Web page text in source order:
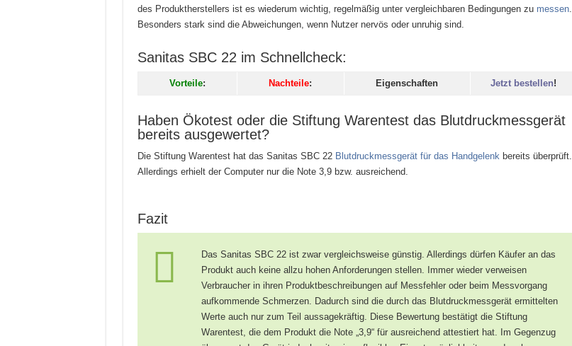
des Produktherstellers ist es wiederum wichtig, regelmäßig unter vergleichbaren Bedingungen zu messen.
Besonders stark sind die Abweichungen, wenn Nutzer nervös oder unruhig sind.
Sanitas SBC 22 im Schnellcheck:
Vorteile: Nachteile: Eigenschaften Jetzt bestellen!
Haben Ökotest oder die Stiftung Warentest das Blutdruckmessgerät
bereits ausgewertet?
Die Stiftung Warentest hat das Sanitas SBC 22 Blutdruckmessgerät für das Handgelenkbereits überprüft.
Allerdings erhielt der Computer nur die Note 3,9 bzw. ausreichend.
Fazit
Das Sanitas SBC 22 ist zwar vergleichsweise günstig. Allerdings dürfen Käufer an das
Produkt auch keine allzu hohen Anforderungen stellen. Immer wieder verweisen
Verbraucher in ihren Produktbeschreibungen auf Messfehler oder beim Messvorgang
aufkommende Schmerzen. Dadurch sind die durch das Blutdruckmessgerät ermittelten
Werte auch nur zum Teil aussagekräftig. Diese Bewertung bestätigt die Stiftung
Warentest, die dem Produkt die Note „3,9“ für ausreichend attestiert hat. Im Gegenzug